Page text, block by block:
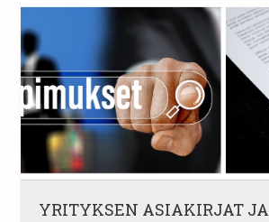
YRITYKSEN ASIAKIRJAT JA